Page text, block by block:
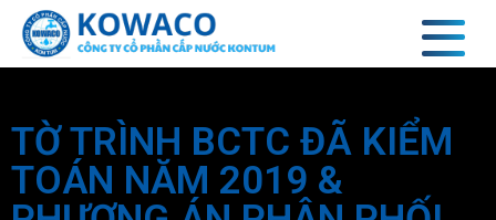
TỜ TRÌNH BCTC ĐÃ KIỂM
TOÁN NĂM 2019 &